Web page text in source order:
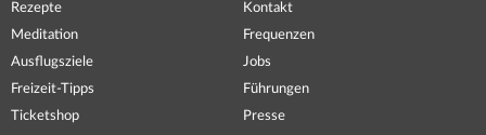
Rezepte
Meditation
Ausflugsziele
Freizeit-Tipps
Ticketshop
Kontakt
Frequenzen
Jobs
Führungen
Presse